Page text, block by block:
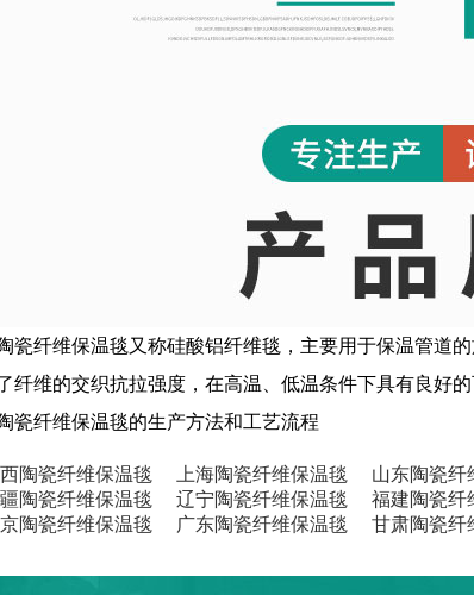
瓷纤维保温毯又称硅酸铝纤维毯，主要用于保温管道
纤维的交织抗拉强度，在高温、低温条件下具有良好的
瓷纤维保温毯的生产方法和工艺流程
陶瓷纤维保温毯 上海陶瓷纤维保温毯 山东陶瓷纤
陶瓷纤维保温毯
辽宁陶瓷纤维保温毯 福建陶瓷纤
陶瓷纤维保温毯
广东陶瓷纤维保温毯 甘肃陶瓷纤